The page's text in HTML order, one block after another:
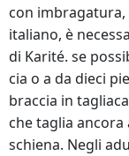
con
italiano, è
di Karité. se
cia o a da dieci
braccia in
che taglia
schiena. Negli